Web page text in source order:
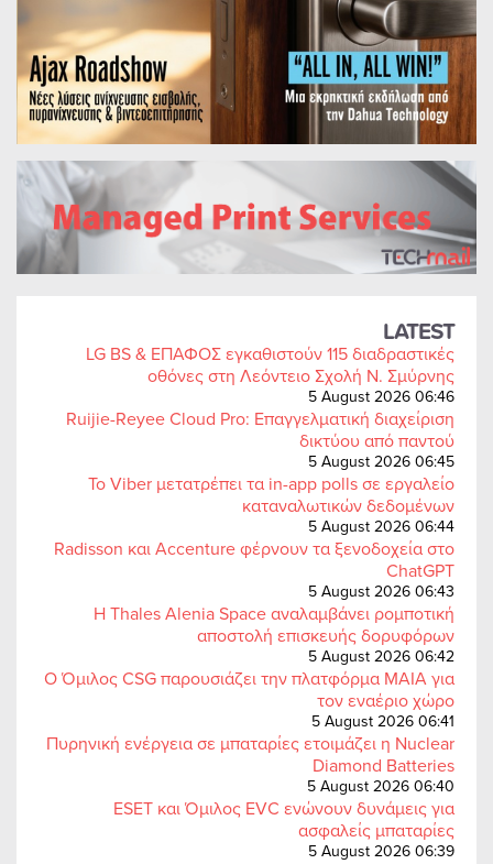
LATEST
LG BS & ΕΠΑΦΟΣ εγκαθιστούν 115 διαδραστικές
οθόνες στη Λεόντειο Σχολή Ν. Σμύρνης
5 August 2026 06:46
Ruijie-Reyee Cloud Pro: Επαγγελματική διαχείριση
δικτύου από παντού
5 August 2026 06:45
Το Viber μετατρέπει τα in-app polls σε εργαλείο
καταναλωτικών δεδομένων
5 August 2026 06:44
Radisson και Accenture φέρνουν τα ξενοδοχεία στο
ChatGPT
5 August 2026 06:43
Η Thales Alenia Space αναλαμβάνει ρομποτική
αποστολή επισκευής δορυφόρων
5 August 2026 06:42
Ο Όμιλος CSG παρουσιάζει την πλατφόρμα MAIA για
τον εναέριο χώρο
5 August 2026 06:41
Πυρηνική ενέργεια σε μπαταρίες ετοιμάζει η Nuclear
Diamond Batteries
5 August 2026 06:40
ESET και Όμιλος EVC ενώνουν δυνάμεις για
ασφαλείς μπαταρίες
5 August 2026 06:39